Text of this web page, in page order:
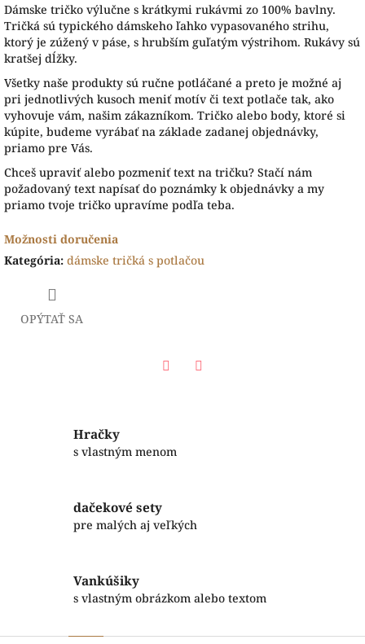
Dámske tričko výlučne s krátkymi rukávmi zo 100% bavlny.
Tričká sú typického dámskeho ľahko vypasovaného strihu,
ktorý je zúžený v páse, s hrubším guľatým výstrihom. Rukávy sú
kratšej dĺžky.
Všetky naše produkty sú ručne potláčané a preto je možné aj
pri jednotlivých kusoch meniť motív či text potlače tak, ako
vyhovuje vám, našim zákazníkom. Tričko alebo body, ktoré si
kúpite, budeme vyrábať na základe zadanej objednávky,
priamo pre Vás.
Chceš upraviť alebo pozmeniť text na tričku? Stačí nám
požadovaný text napísať do poznámky k objednávky a my
priamo tvoje tričko upravíme podľa teba.
Možnosti doručenia
Kategória: dámske tričká s potlačou
OPÝTAŤ SA
Hračky
s vlastným menom
dačekové sety
pre malých aj veľkých
Vankúšiky
s vlastným obrázkom alebo textom